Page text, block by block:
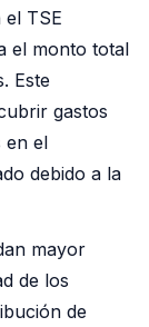
TSE
el monto total
Este
gastos
en el
debido a la
mayor
de los
de